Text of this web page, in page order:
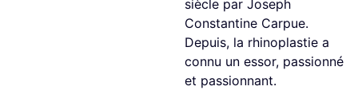
siècle par Joseph
Constantine Carpue.
Depuis, la rhinoplastie a
connu un essor, passionné
et passionnant.